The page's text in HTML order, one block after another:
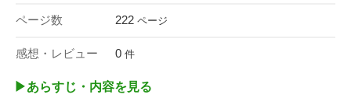
ページ数 222 ページ
感想・レビュー 0 件
▶︎あらすじ・内容を見る